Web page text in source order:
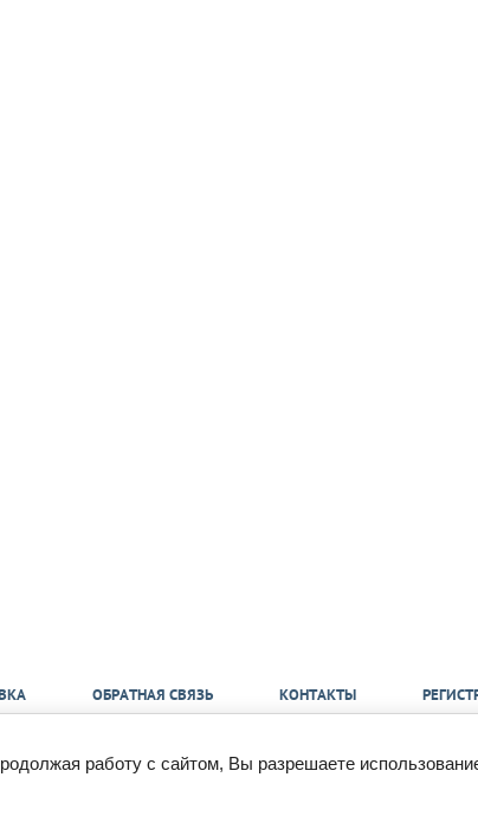
ОБРАТНАЯ СВЯЗЬ КОНТАКТЫ
работу с сайтом, Вы разрешаете